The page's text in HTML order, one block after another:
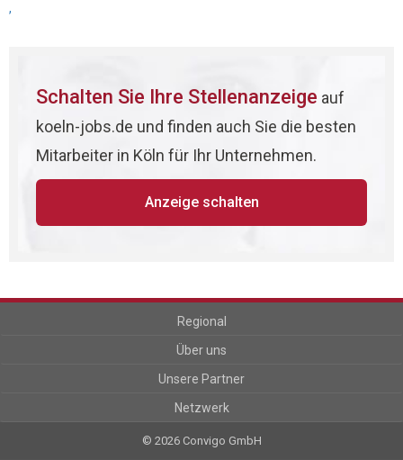
,
Schalten Sie Ihre Stellenanzeige auf
koeln-jobs.de und finden auch Sie die besten
Mitarbeiter in Köln für Ihr Unternehmen.
Anzeige schalten
Regional
Über uns
Unsere Partner
Netzwerk
© 2026 Convigo GmbH